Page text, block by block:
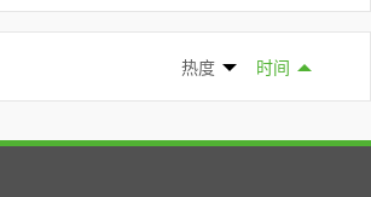
热度 时间